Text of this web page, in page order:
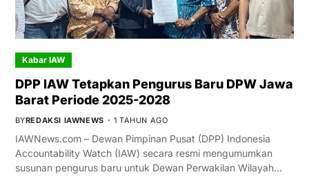
Kabar IAW
DPP IAW Tetapkan Pengurus Baru DPW Jawa
Barat Periode 2025-2028
BYREDAKSI IAWNEWS 1 TAHUN AGO
IAWNews.com – Dewan Pimpinan Pusat (DPP) Indonesia
Accountability Watch (IAW) secara resmi mengumumkan
susunan pengurus baru untuk Dewan Perwakilan Wilayah…